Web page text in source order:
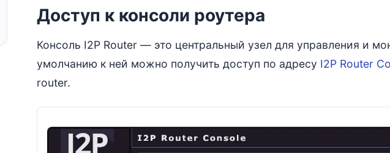
Доступ к консоли роутера
Консоль I2P Router — это центральный узел для управления и
умолчанию к ней можно получить доступ по адресу I2P Router
router.